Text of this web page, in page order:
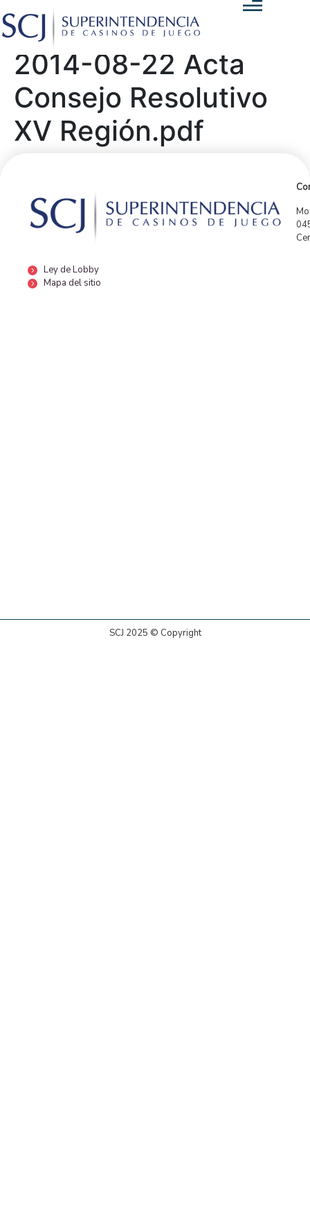
2014-08-22 Acta
Consejo Resolutivo
XV Región.pdf
Ley de Lobby
Mapa del sitio
SCJ 2025 © Copyright